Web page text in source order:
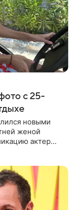
с 25-
новыми
женой
актер